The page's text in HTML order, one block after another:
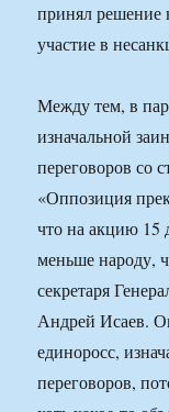
принял решение
участие в
Между тем, в
изначальной
переговоров со
«Оппозиция
что на акцию 15
меньше народу,
секретаря
Андрей Исаев.
единоросс,
переговоров,